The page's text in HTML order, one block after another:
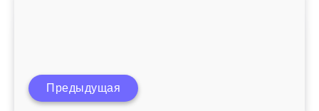
Как научить ребенка складывать и
Предыдущая